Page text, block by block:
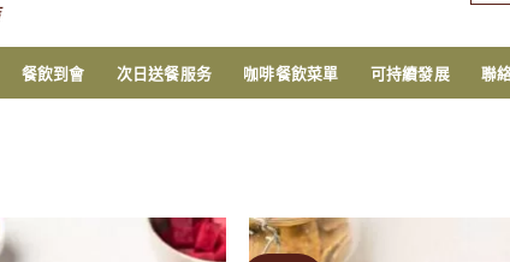
餐飲到會 次日送餐服务 咖啡餐飲菜單 可持續發展 聯